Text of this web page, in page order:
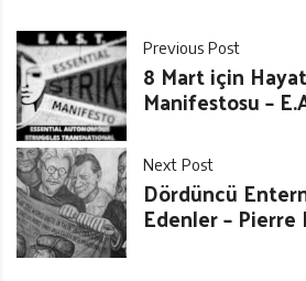
Previous Post
8 Mart için
Manifestosu –
Next Post
Dördüncü
Edenler – Pierre